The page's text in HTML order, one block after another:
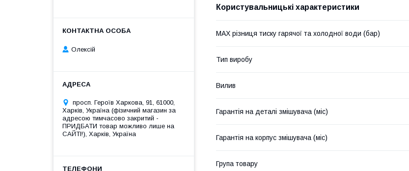
Користувальницькі характеристики
MAX різниця тиску гарячої та холодної води (бар)
Тип виробу
Вилив
Гарантія на деталі змішувача (міс)
Гарантія на корпус змішувача (міс)
Група товару
Олексій
просп. Героїв Харкова, 91, 61000,
Харків, Україна (фізичний магазин за
адресою тимчасово закритий -
ПРИДБАТИ товар можливо лише на
САЙТІ!), Харків, Україна